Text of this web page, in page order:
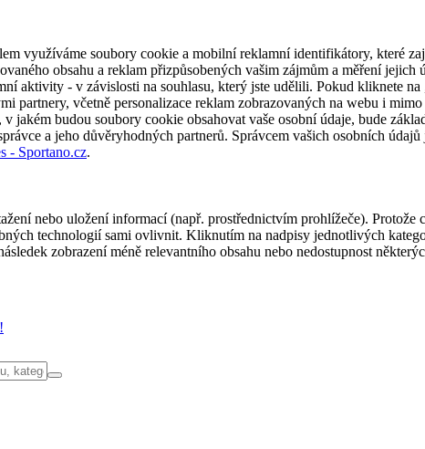
využíváme soubory cookie a mobilní reklamní identifikátory, které
obsahu a reklam přizpůsobených vašim zájmům a měření
aktivity - v závislosti na souhlasu, který jste udělili. Pokud kliknete
včetně personalizace reklam zobrazovaných na webu i
jakém budou soubory cookie obsahovat vaše osobní údaje, bude
a jeho důvěryhodných partnerů. Správcem vašich osobních
- Sportano.cz.
nebo uložení informací (např. prostřednictvím prohlížeče). Protože
technologií sami ovlivnit. Kliknutím na nadpisy jednotlivých
zobrazení méně relevantního obsahu nebo nedostupnost